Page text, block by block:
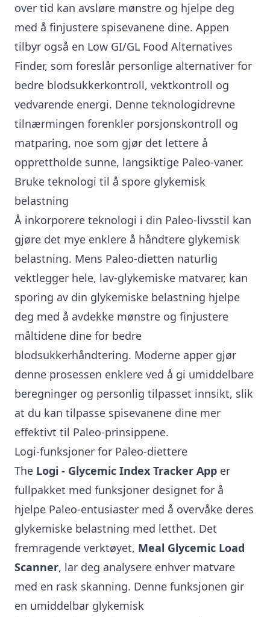
over tid kan avsløre mønstre og hjelpe deg
med å finjustere spisevanene dine. Appen
tilbyr også en Low GI/GL Food Alternatives
Finder, som foreslår personlige alternativer for
bedre blodsukkerkontroll, vektkontroll og
vedvarende energi. Denne teknologidrevne
tilnærmingen forenkler porsjonskontroll og
matparing, noe som gjør det lettere å
opprettholde sunne, langsiktige Paleo-vaner.
Bruke teknologi til å spore glykemisk
belastning
Å inkorporere teknologi i din Paleo-livsstil kan
gjøre det mye enklere å håndtere glykemisk
belastning. Mens Paleo-dietten naturlig
vektlegger hele, lav-glykemiske matvarer, kan
sporing av din glykemiske belastning hjelpe
deg med å avdekke mønstre og finjustere
måltidene dine for bedre
blodsukkerhåndtering. Moderne apper gjør
denne prosessen enklere ved å gi umiddelbare
beregninger og personlig tilpasset innsikt, slik
at du kan tilpasse spisevanene dine mer
effektivt til Paleo-prinsippene.
Logi-funksjoner for Paleo-diettere
The Logi - Glycemic Index Tracker App er
fullpakket med funksjoner designet for å
hjelpe Paleo-entusiaster med å overvåke deres
glykemiske belastning med letthet. Det
fremragende verktøyet, Meal Glycemic Load
Scanner, lar deg analysere enhver matvare
med en rask skanning. Denne funksjonen gir
en umiddelbar glykemisk